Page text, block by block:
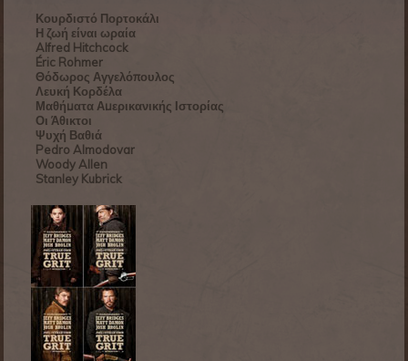
Κουρδιστό Πορτοκάλι
Η ζωή είναι ωραία
Alfred Hitchcock
Éric Rohmer
Θόδωρος Αγγελόπουλος
Λευκή Κορδέλα
Μαθήματα Αμερικανικής Ιστορίας
Οι Άθικτοι
Ψυχή Βαθιά
Pedro Almodovar
Woody Allen
Stanley Kubrick